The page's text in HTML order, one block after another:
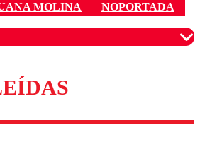
MOLINA NOPORTADA
son moderados para garantizar un
respetuoso.